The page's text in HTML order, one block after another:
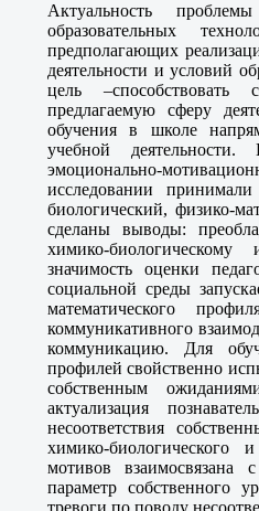
Актуальность
образовательных
предполагающих
деятельности и условий
цель –способствовать
предлагаемую сферу
обучения в школе
учебной
эмоционально-
исследовании
биологический, физико-
сделаны выводы:
химико-
значимость оценки
социальной среды
математического
коммуникативного
коммуникацию. Для
профилей свойственно
собственным
актуализация
несоответствия
химико-биологического
мотивов
параметр собственного